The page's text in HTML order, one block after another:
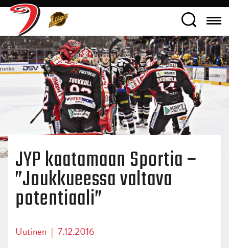
​JYP kaatamaan Sportia –
”Joukkueessa valtava
potentiaali”
Uutinen | 7.12.2016